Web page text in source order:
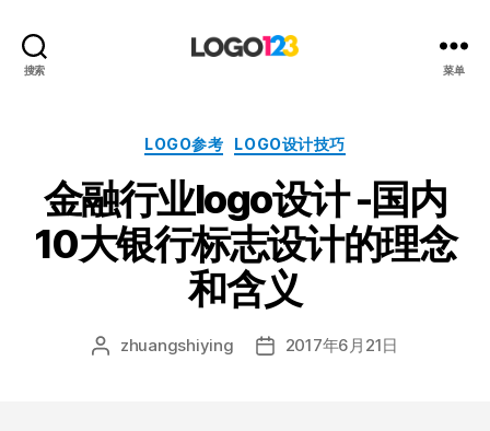
搜索
设
计
博
客
菜单
分
LOGO参考 LOGO设计技巧
金融行业logo设计 -国内
10大银行标志设计的理念
和含义
文 zhuangshiying
发 2017年6月21日